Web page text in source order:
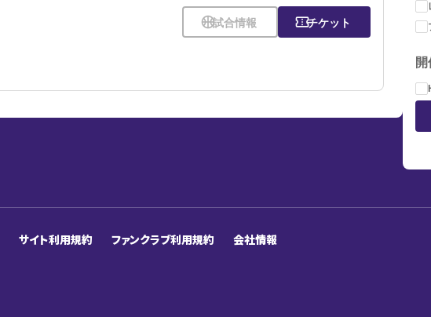
sports_basketball試合情報 confirmation_numberチケット
サイト利用規約 ファンクラブ利用規約 会社情報